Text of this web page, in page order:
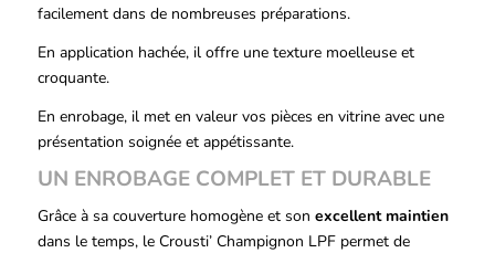
facilement dans de nombreuses préparations.
En application hachée, il offre une texture moelleuse et
croquante.
En enrobage, il met en valeur vos pièces en vitrine avec une
présentation soignée et appétissante.
UN ENROBAGE COMPLET ET DURABLE
Grâce à sa couverture homogène et son excellent maintien
dans le temps, le Crousti’ Champignon LPF permet de